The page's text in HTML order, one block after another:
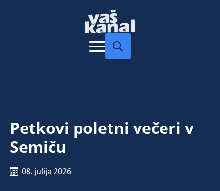
Petkovi poletni večeri v
Semiču
08. julija 2026